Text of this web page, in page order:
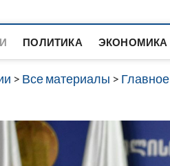
ПОЛИТИКА ЭКОНОМИКА
> Все материалы > Главное